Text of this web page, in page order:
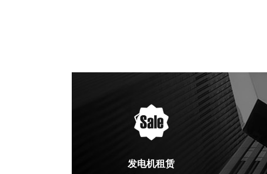
发电机租赁